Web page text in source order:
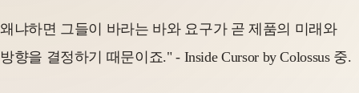
왜냐하면 그들이 바라는 바와 요구가 곧 제품의 미래와
방향을 결정하기 때문이죠." - Inside Cursor by Colossus 중.